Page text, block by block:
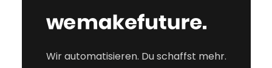
Wir automatisieren. Du schaffst mehr.